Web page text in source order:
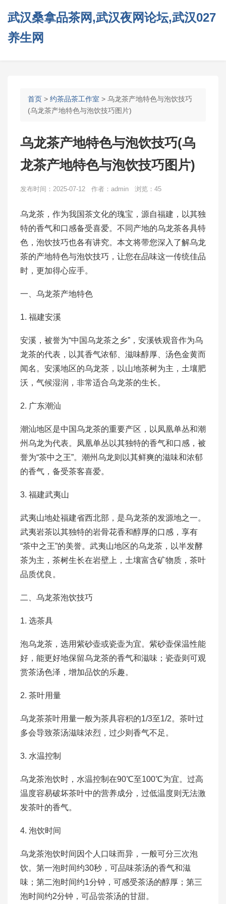
武汉桑拿品茶网,武汉夜网论坛,武汉027
养生网
首页 > 约茶品茶工作室 > 乌龙茶产地特色与泡饮技巧
(乌龙茶产地特色与泡饮技巧图片)
乌龙茶产地特色与泡饮技巧(乌
龙茶产地特色与泡饮技巧图片)
发布时间：2025-07-12 作者：admin 浏览：45
乌龙茶，作为我国茶文化的瑰宝，源自福建，以其独
特的香气和口感备受喜爱。不同产地的乌龙茶各具特
色，泡饮技巧也各有讲究。本文将带您深入了解乌龙
茶的产地特色与泡饮技巧，让您在品味这一传统佳品
时，更加得心应手。
一、乌龙茶产地特色
1. 福建安溪
安溪，被誉为“中国乌龙茶之乡”，安溪铁观音作为乌
龙茶的代表，以其香气浓郁、滋味醇厚、汤色金黄而
闻名。安溪地区的乌龙茶，以山地茶树为主，土壤肥
沃，气候湿润，非常适合乌龙茶的生长。
2. 广东潮汕
潮汕地区是中国乌龙茶的重要产区，以凤凰单丛和潮
州乌龙为代表。凤凰单丛以其独特的香气和口感，被
誉为“茶中之王”。潮州乌龙则以其鲜爽的滋味和浓郁
的香气，备受茶客喜爱。
3. 福建武夷山
武夷山地处福建省西北部，是乌龙茶的发源地之一。
武夷岩茶以其独特的岩骨花香和醇厚的口感，享有
“茶中之王”的美誉。武夷山地区的乌龙茶，以半发酵
茶为主，茶树生长在岩壁上，土壤富含矿物质，茶叶
品质优良。
二、乌龙茶泡饮技巧
1. 选茶具
泡乌龙茶，选用紫砂壶或瓷壶为宜。紫砂壶保温性能
好，能更好地保留乌龙茶的香气和滋味；瓷壶则可观
赏茶汤色泽，增加品饮的乐趣。
2. 茶叶用量
乌龙茶茶叶用量一般为茶具容积的1/3至1/2。茶叶过
多会导致茶汤滋味浓烈，过少则香气不足。
3. 水温控制
乌龙茶泡饮时，水温控制在90℃至100℃为宜。过高
温度容易破坏茶叶中的营养成分，过低温度则无法激
发茶叶的香气。
4. 泡饮时间
乌龙茶泡饮时间因个人口味而异，一般可分三次泡
饮。第一泡时间约30秒，可品味茶汤的香气和滋
味；第二泡时间约1分钟，可感受茶汤的醇厚；第三
泡时间约2分钟，可品尝茶汤的甘甜。